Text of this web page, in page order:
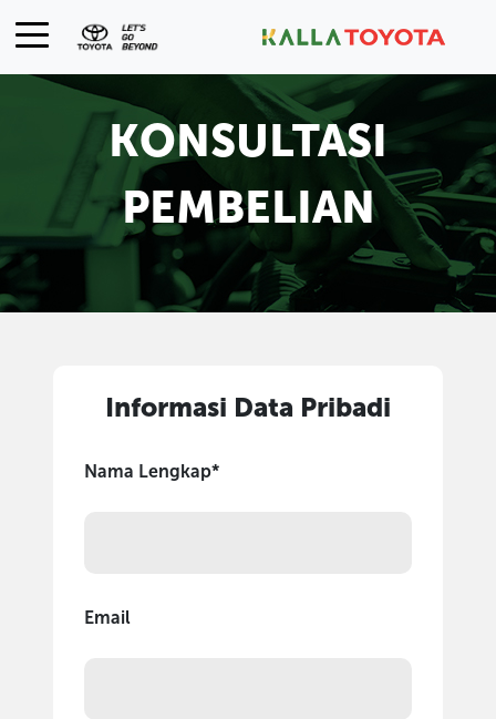
KONSULTASI
PEMBELIAN
Informasi Data Pribadi
Nama Lengkap*
Email